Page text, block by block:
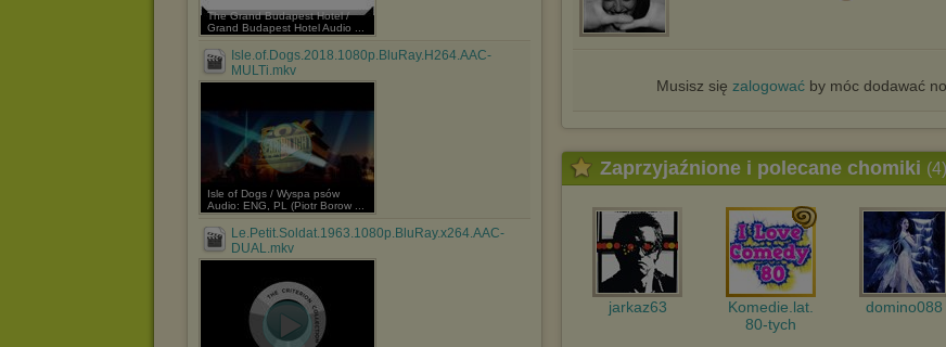
The Grand Budapest Hotel /
Grand Budapest Hotel Audio ...
Isle.of.Dogs.2018.1080p.BluRay.H264.AAC-
MULTi.mkv
Isle of Dogs / Wyspa psów
Audio: ENG, PL (Piotr Borow ...
Le.Petit.Soldat.1963.1080p.BluRay.x264.AAC-
DUAL.mkv
Musisz się zalogowaćby móc dodawać
Zaprzyjaźnione i polecane chomiki (4)
jarkaz63
Komedie.lat.
80-tych
domino088